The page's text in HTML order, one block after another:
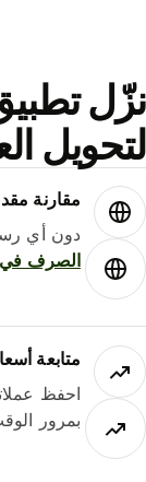
مقارنة
دون أي
الصرف في
متابعة
احفظ
بمرور الوقت.